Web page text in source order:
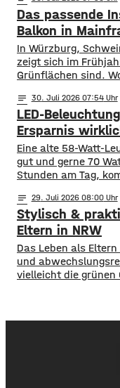
innerhalb
inzwischen zu
Medien,
beschäftigen sich
digitale
Das passende
Balkon in
In Würzburg,
zeigt sich im
Grünflächen sind.
viele Insektenarten
aufgeräumte Beete
nehmen ihnen
Insektenhotel in
notes 30. Juli 2026 07:54
LED-
Ersparnis
Eine alte 58-Watt-
gut und gerne 70
Stunden am Tag,
Leuchten sind das
Licht. Die Rechnung
dafür keine
notes 29. Juli 2026 08:00
Stylisch &
Eltern in NRW
Das Leben als
und
vielleicht die grünen